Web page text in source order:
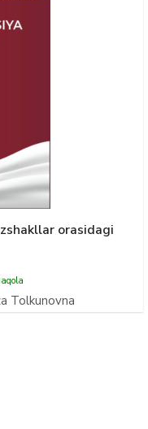
orasidagi
Tolkunovna